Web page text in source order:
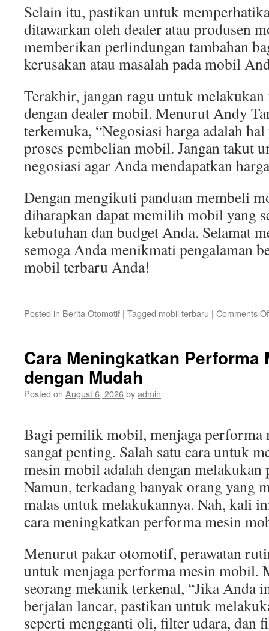
Selain itu, pastikan untuk
ditawarkan oleh dealer atau produsen
memberikan perlindungan tambahan
kerusakan atau masalah pada mobil
Terakhir, jangan ragu untuk melakukan
dengan dealer mobil. Menurut Andy
terkemuka, “Negosiasi harga adalah
proses pembelian mobil. Jangan takut
negosiasi agar Anda mendapatkan
Dengan mengikuti panduan membeli
diharapkan dapat memilih mobil yang
kebutuhan dan budget Anda. Selamat
semoga Anda menikmati pengalaman
mobil terbaru Anda!
Posted in Berita Otomotif | Tagged mobil terbaru | Comments
Cara Meningkatkan Performa
dengan Mudah
Posted on August 6, 2026byadmin
Bagi pemilik mobil, menjaga performa
sangat penting. Salah satu cara untuk
mesin mobil adalah dengan melakukan
Namun, terkadang banyak orang yang
malas untuk melakukannya. Nah, kali
cara meningkatkan performa mesin
Menurut pakar otomotif, perawatan
untuk menjaga performa mesin mobil.
seorang mekanik terkenal, “Jika Anda
berjalan lancar, pastikan untuk
seperti mengganti oli, filter udara, dan